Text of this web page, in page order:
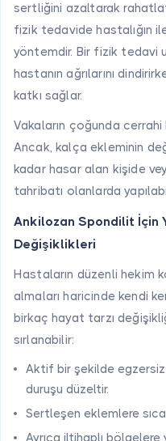
sertliğini azaltarak
fizik tedavide hastalığın
yöntemdir. Bir fizik tedavi
hastanın ağrılarını
katkı sağlar.
Vakaların çoğunda
Ancak, kalça ekleminin
kadar hasar alan kişide
tahribatı olanlarda
Ankilozan Spondilit İçin
Değişiklikleri
Hastaların düzenli hekim
almaları haricinde kendi
birkaç hayat tarzı
sırlanabilir:
Aktif bir şekilde egzersiz
duruşu düzeltir.
Sertleşen eklemlere
Ayrıca iltihaplı bölgelere